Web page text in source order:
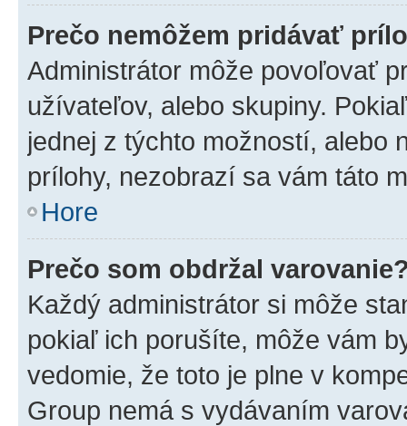
Prečo nemôžem pridávať
Administrátor môže povoľovať
užívateľov, alebo skupiny.
jednej z týchto možností, alebo
prílohy, nezobrazí sa vám táto
Hore
Prečo som obdržal
Každý administrátor si môže
pokiaľ ich porušíte, môže vám
vedomie, že toto je plne v
Group nemá s vydávaním